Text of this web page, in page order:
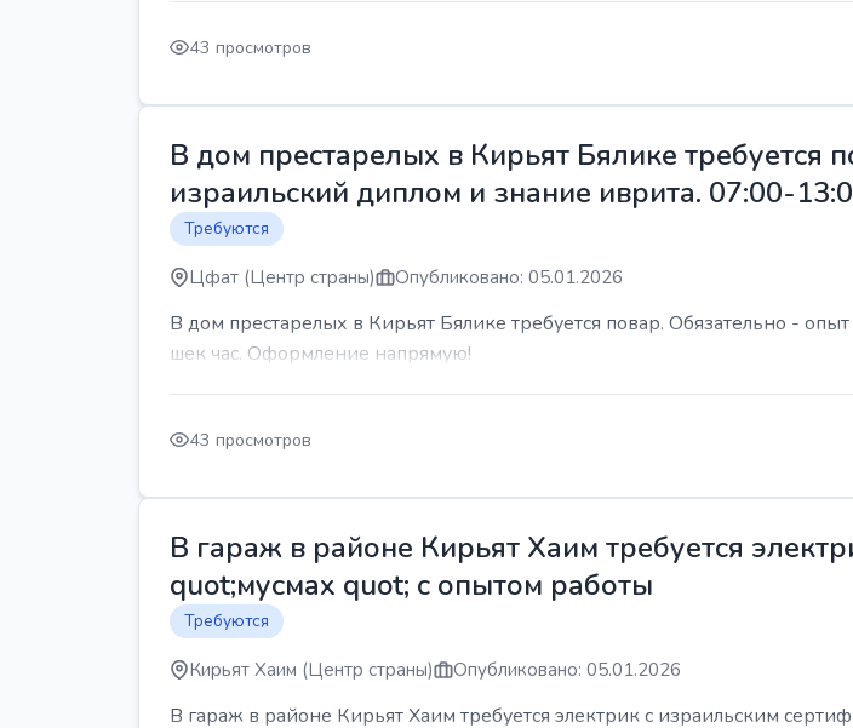
43 просмотров
В дом престарелых в Кирьят Бялике требуется
израильский диплом и знание иврита. 07:00-
Требуются
Цфат (Центр страны) Опубликовано: 05.01.2026
В дом престарелых в Кирьят Бялике требуется повар. Обязательно -
шек час. Оформление напрямую!
43 просмотров
В гараж в районе Кирьят Хаим требуется
quot;мусмах quot; с опытом работы
Требуются
Кирьят Хаим (Центр страны) Опубликовано: 05.01.2026
В гараж в районе Кирьят Хаим требуется электрик с израильским